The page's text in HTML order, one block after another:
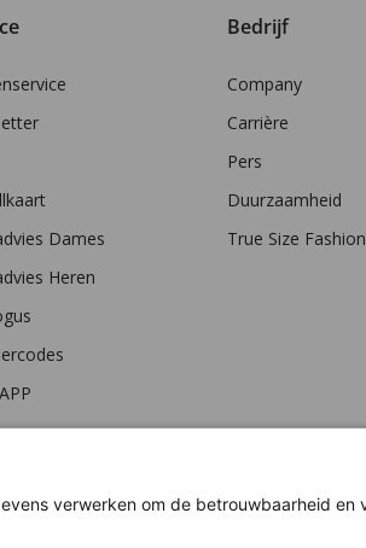
Dames
Heren
en
Bedrijf
Company
Carrière
Pers
Duurzaamheid
True Size Fashion